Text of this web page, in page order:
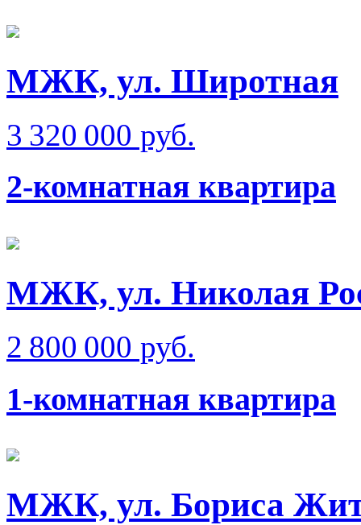
МЖК, ул. Широтная
3 320 000 руб.
2-комнатная квартира
МЖК, ул. Николая
2 800 000 руб.
1-комнатная квартира
МЖК, ул. Бориса